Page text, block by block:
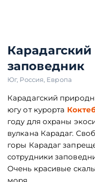
заповедник
Юг, Россия, Европа
Карадагский
югу от курорта
году для охраны
вулкана Карадаг.
горы Карадаг
сотрудники
Очень красивые